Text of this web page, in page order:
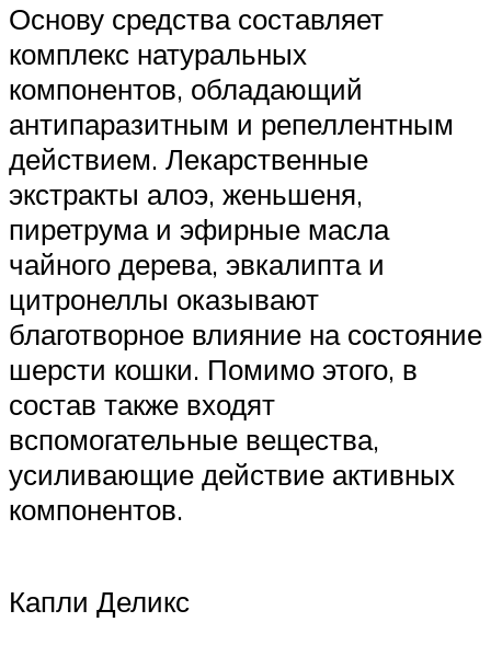
Основу средства составляет
комплекс натуральных
компонентов, обладающий
антипаразитным и репеллентным
действием. Лекарственные
экстракты алоэ, женьшеня,
пиретрума и эфирные масла
чайного дерева, эвкалипта и
цитронеллы оказывают
благотворное влияние на состояние
шерсти кошки. Помимо этого, в
состав также входят
вспомогательные вещества,
усиливающие действие активных
компонентов.
Капли Деликс